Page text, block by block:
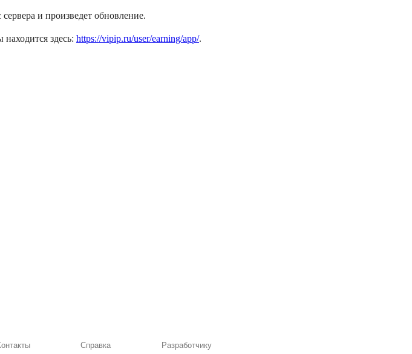
и произведет обновление.
здесь: https://vipip.ru/user/earning/app/.
Справка Разработчику